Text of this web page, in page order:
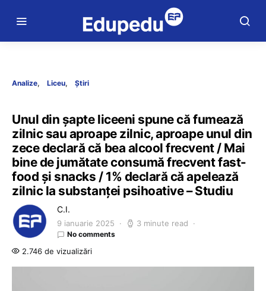
Analize Liceu Știri
Unul din șapte liceeni spune că fumează
zilnic sau aproape zilnic, aproape unul din
zece declară că bea alcool frecvent / Mai
bine de jumătate consumă frecvent fast-
food și snacks / 1% declară că apelează
zilnic la substanței psihoative – Studiu
C.I.
9 ianuarie 2025 3 minute read
No comments
2.746 de vizualizări